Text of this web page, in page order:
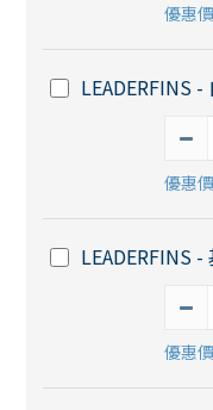
優惠
LEADERFINS
優惠
LEADERFINS
優惠